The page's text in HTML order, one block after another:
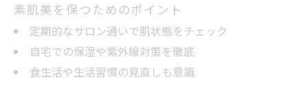
素肌美を保つためのポイント
定期的なサロン通いで肌状態をチェック
自宅での保湿や紫外線対策を徹底
食生活や生活習慣の見直しも意識